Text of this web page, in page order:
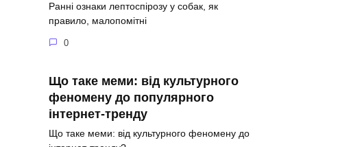
Ранні ознаки лептоспірозу у собак, як
правило, малопомітні
0
Що таке меми: від культурного
феномену до популярного
інтернет-тренду
Що таке меми: від культурного феномену до